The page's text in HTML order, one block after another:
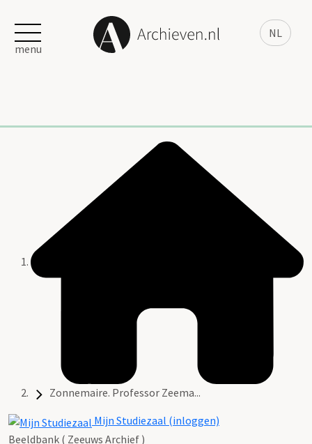
NL
menu
Zonnemaire. Professor Zeema...
Mijn Studiezaal (inloggen)
Beeldbank ( Zeeuws Archief )